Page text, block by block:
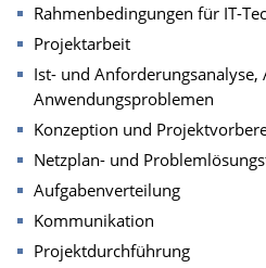
Rahmenbedingungen für IT-
Projektarbeit
Ist- und
Anwendungsproblemen
Konzeption und
Netzplan- und
Aufgabenverteilung
Kommunikation
Projektdurchführung